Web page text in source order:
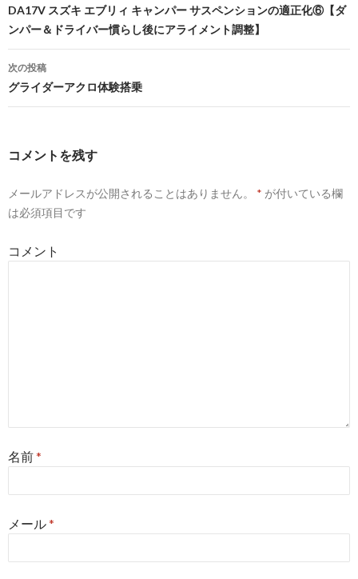
投
稿
ナ
ビ
ー
ョ
DA17V スズキ エブリィ キャンパー サスペンションの適正化⑥【ダ
ンパー＆ドライバー慣らし後にアライメント調整】
次の投稿
グライダーアクロ体験搭乗
コメントを残す
メールアドレスが公開されることはありません。 * が付いている欄
は必須項目です
コメント
名前*
メール*